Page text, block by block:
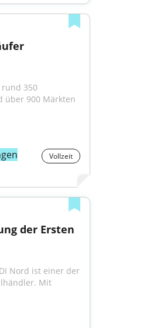
rund 350
über 900 Märkten
Vollzeit
der Ersten
Nord ist einer der
Mit